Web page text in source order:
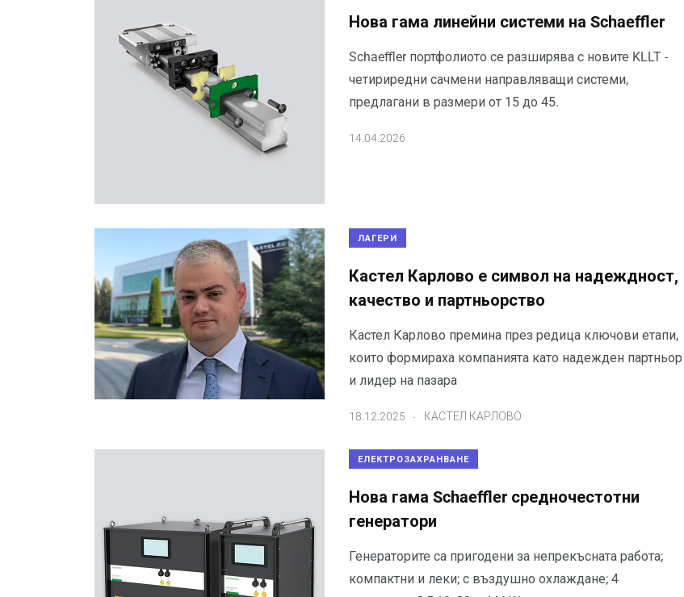
Нова гама линейни системи на Schaeffler
Schaeffler портфолиото се разширява с новите KLLT -
четириредни сачмени направляващи системи,
предлагани в размери от 15 до 45.
14.04.2026
ЛАГЕРИ
Кастел Карлово е символ на надеждност,
качество и партньорство
Кастел Карлово премина през редица ключови етапи,
които формираха компанията като надежден партньор
и лидер на пазара
18.12.2025 КАСТЕЛ КАРЛОВО
ЕЛЕКТРОЗАХРАНВАНЕ
Нова гама Schaeffler средночестотни
генератори
Генераторите са пригодени за непрекъсната работа;
компактни и леки; с въздушно охлаждане; 4